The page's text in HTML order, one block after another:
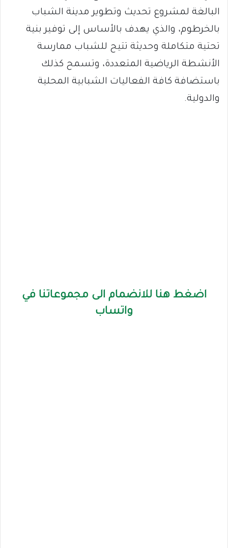
البالغة لمشروع تحديث وتطوير مدينة الشباب
بالخرطوم، والذي يهدف بالأساس إلى توفير بنية
تحتية متكاملة وحديثة تتيح للشباب ممارسة
الأنشطة الرياضية المتعددة، وتسمح كذلك
باستضافة كافة الفعاليات الشبابية المحلية
والدولية.
اضغط هنا للانضمام الى مجموعاتنا في
واتساب